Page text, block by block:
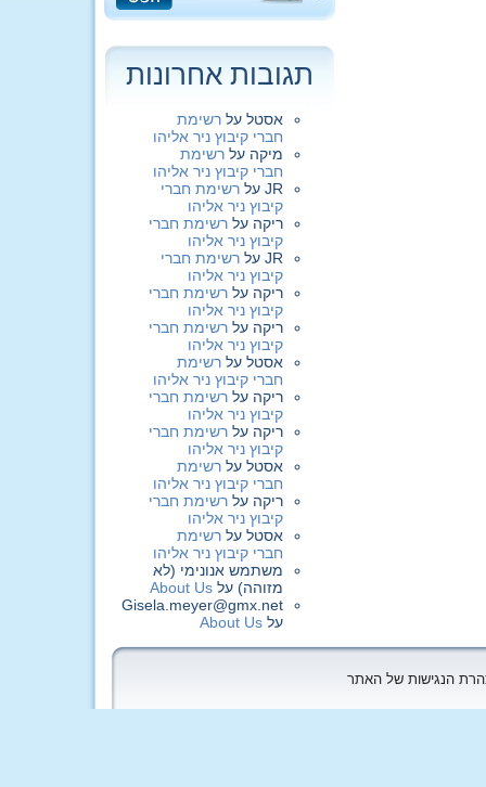
תגובות אחרונות
אסטל על רשימת
חברי קיבוץ ניר אליהו
מיקה על רשימת
חברי קיבוץ ניר אליהו
JR על רשימת חברי
קיבוץ ניר אליהו
ריקה על רשימת חברי
קיבוץ ניר אליהו
JR על רשימת חברי
קיבוץ ניר אליהו
ריקה על רשימת חברי
קיבוץ ניר אליהו
ריקה על רשימת חברי
קיבוץ ניר אליהו
אסטל על רשימת
חברי קיבוץ ניר אליהו
ריקה על רשימת חברי
קיבוץ ניר אליהו
ריקה על רשימת חברי
קיבוץ ניר אליהו
אסטל על רשימת
חברי קיבוץ ניר אליהו
ריקה על רשימת חברי
קיבוץ ניר אליהו
אסטל על רשימת
חברי קיבוץ ניר אליהו
משתמש אנונימי (לא
מזוהה) על About Us
Gisela.meyer@gmx.net
על About Us
הנגישות של האתר